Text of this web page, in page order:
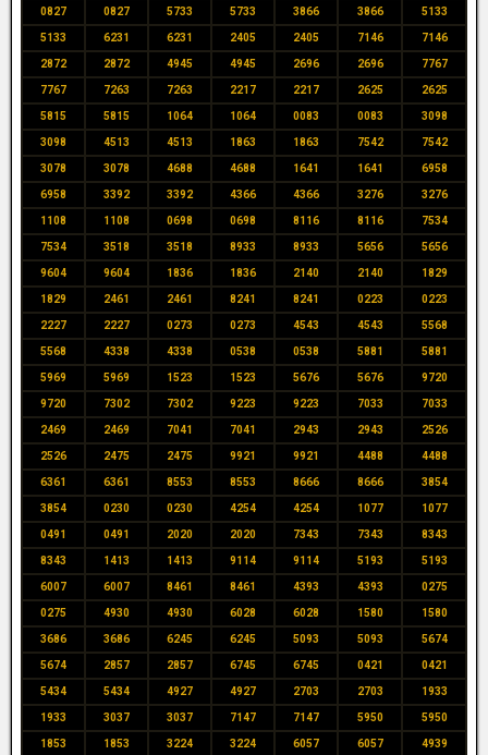
0827 0827 5733 5733 3866 3866 5133
5133 6231 6231 2405 2405 7146 7146
2872 2872 4945 4945 2696 2696 7767
7767 7263 7263 2217 2217 2625 2625
5815 5815 1064 1064 0083 0083 3098
3098 4513 4513 1863 1863 7542 7542
3078 3078 4688 4688 1641 1641 6958
6958 3392 3392 4366 4366 3276 3276
1108 1108 0698 0698 8116 8116 7534
7534 3518 3518 8933 8933 5656 5656
9604 9604 1836 1836 2140 2140 1829
1829 2461 2461 8241 8241 0223 0223
2227 2227 0273 0273 4543 4543 5568
5568 4338 4338 0538 0538 5881 5881
5969 5969 1523 1523 5676 5676 9720
9720 7302 7302 9223 9223 7033 7033
2469 2469 7041 7041 2943 2943 2526
2526 2475 2475 9921 9921 4488 4488
6361 6361 8553 8553 8666 8666 3854
3854 0230 0230 4254 4254 1077 1077
0491 0491 2020 2020 7343 7343 8343
8343 1413 1413 9114 9114 5193 5193
6007 6007 8461 8461 4393 4393 0275
0275 4930 4930 6028 6028 1580 1580
3686 3686 6245 6245 5093 5093 5674
5674 2857 2857 6745 6745 0421 0421
5434 5434 4927 4927 2703 2703 1933
1933 3037 3037 7147 7147 5950 5950
1853 1853 3224 3224 6057 6057 4939